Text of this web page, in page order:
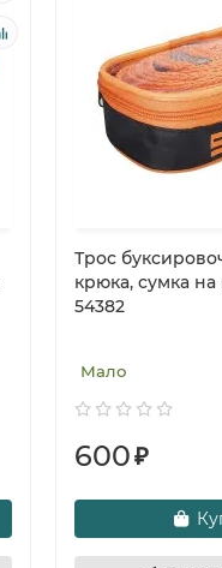
Трос
крюка, сумка на
54382
Мало
600₽